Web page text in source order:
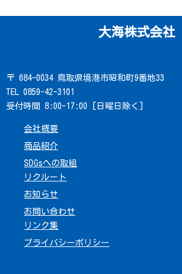
大海株式会社
〒 684-0034 鳥取県境港市昭和町9番地33
TEL 0859-42-3101
受付時間 8:00-17:00 [日曜日除く]
会社概要
商品紹介
SDGsへの取組
リクルート
お知らせ
お問い合わせ
リンク集
プライバシーポリシー